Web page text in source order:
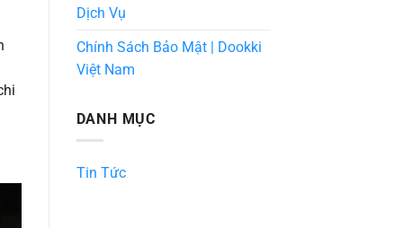
Dịch Vụ
Chính Sách Bảo Mật | Dookki
Việt Nam
DANH MỤC
Tin Tức